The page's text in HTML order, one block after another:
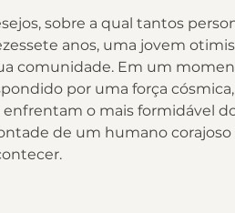
sobre a qual tantos
anos, uma jovem
comunidade. Em um
por uma força
o mais formidável
de um humano